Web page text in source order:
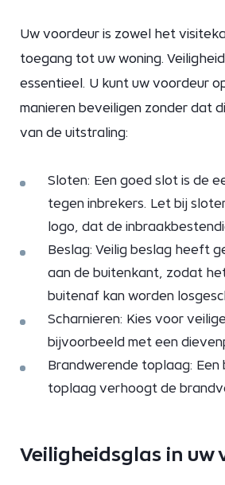
Uw voordeur is zowel het
toegang tot uw woning.
essentieel. U kunt uw voordeur
manieren beveiligen zonder dat
van de uitstraling:
Sloten: Een goed slot is de
tegen inbrekers. Let bij
logo, dat de
Beslag: Veilig beslag heeft
aan de buitenkant, zodat
buitenaf kan worden
Scharnieren: Kies voor
bijvoorbeeld met een
Brandwerende toplaag: Een
toplaag verhoogt de
Veiligheidsglas in uw